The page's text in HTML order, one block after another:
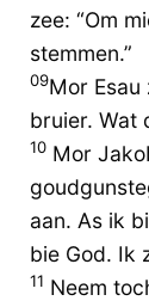
zee: “Om
stemmen.”
09Mor Esau
bruier. Wat
10 Mor
aan. As ik
bie God. Ik
11 Neem